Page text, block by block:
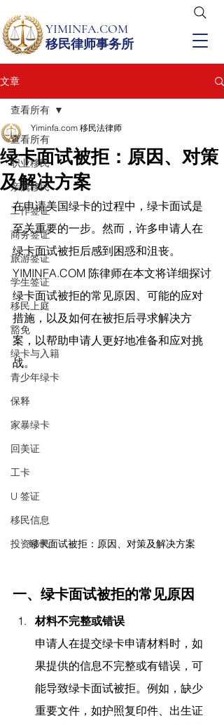
YIMINFA.COM
移民律师事务所
文章
查看所有
职业移民
亲属移民
工作签证
商务签证
旅游签证
学生签证
移民上庭
豁免
绿卡与入籍
青少年绿卡
保释
家暴绿卡
回美证
工卡
U 签证
移民信息
投资移民
查看所有
绿卡面试被拒：原因、对策
及解决方案
Yiminfa.com 移民法律师
在申请美国绿卡的过程中，绿卡面试是
至关重要的一步。然而，许多申请人在
绿卡面试被拒后感到困惑和沮丧。
YIMINFA.COM 陈律师在本文将详细探讨
绿卡面试被拒的常见原因、可能的应对
措施，以及如何在被拒后寻求解决方
案，以帮助申请人更好地准备和应对挑
战。
绿卡面试被拒：原因、对策及解决方案
一、绿卡面试被拒的常见原因
材料不完整或错误
申请人在提交绿卡申请材料时，如
果提供的信息不完整或有错误，可
能导致绿卡面试被拒。例如，缺少
重要文件，如护照复印件、出生证